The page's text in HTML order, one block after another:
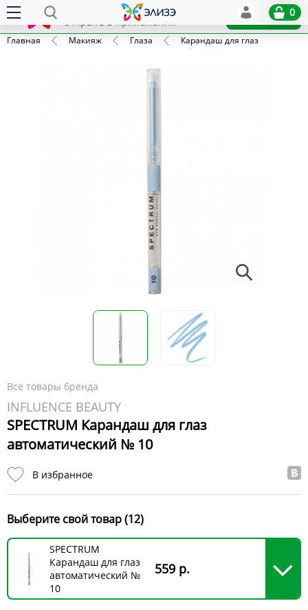
x
Открыть в приложении
Установить
0
Главная Макияж Глаза Карандаш для глаз
Все товары бренда
INFLUENCE BEAUTY
SPECTRUM Карандаш для глаз
автоматический № 10
В избранное
Выберите свой товар (12)
SPECTRUM
Карандаш для глаз
автоматический №
10
559 р.